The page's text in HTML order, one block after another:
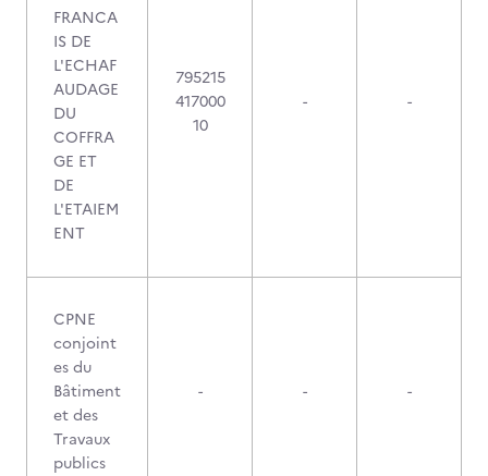
FRANCA
IS DE
L'ECHAF
AUDAGE
DU
COFFRA
GE ET
DE
L'ETAIEM
ENT
795215
417000
10
- -
CPNE
conjoint
es du
Bâtiment
et des
Travaux
publics
- - -